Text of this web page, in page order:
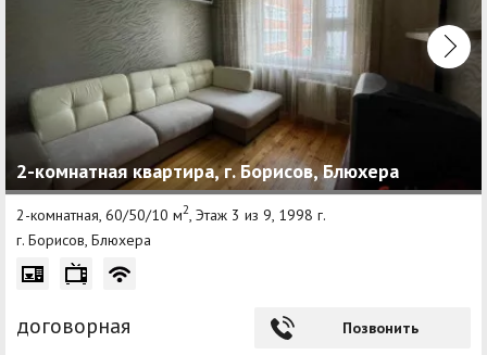
2-комнатная квартира, г. Борисов, Блюхера
2-комнатная, 60/50/10 м2 , Этаж 3 из 9, 1998 г.
г. Борисов, Блюхера
договорная Позвонить